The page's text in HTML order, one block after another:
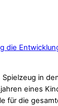
die
in
eines
für die